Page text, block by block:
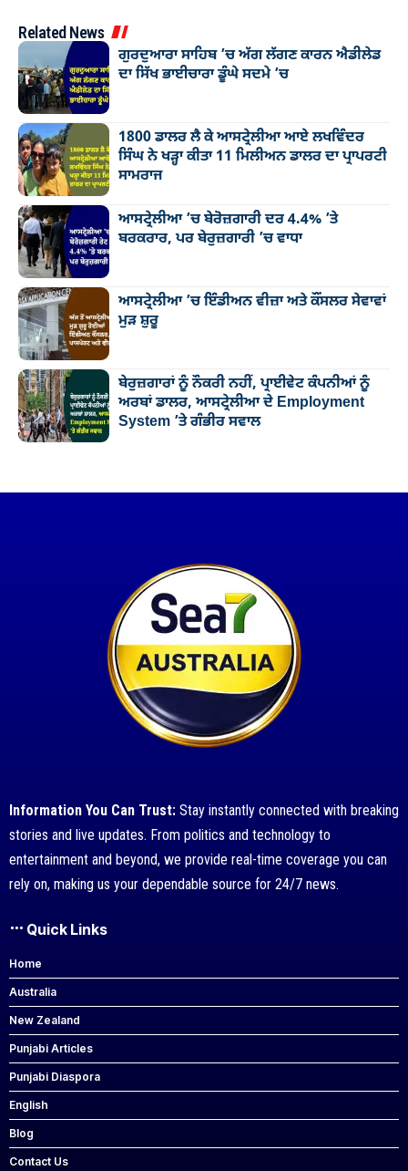
Related News
ਗੁਰਦੁਆਰਾ ਸਾਹਿਬ ’ਚ ਅੱਗ ਲੱਗਣ ਕਾਰਨ ਐਡੀਲੇਡ
ਦਾ ਸਿੱਖ ਭਾਈਚਾਰਾ ਡੂੰਘੇ ਸਦਮੇ ’ਚ
1800 ਡਾਲਰ ਲੈ ਕੇ ਆਸਟ੍ਰੇਲੀਆ ਆਏ ਲਖਵਿੰਦਰ
ਸਿੰਘ ਨੇ ਖੜ੍ਹਾ ਕੀਤਾ 11 ਮਿਲੀਅਨ ਡਾਲਰ ਦਾ ਪ੍ਰਾਪਰਟੀ
ਸਾਮਰਾਜ
ਆਸਟ੍ਰੇਲੀਆ ’ਚ ਬੇਰੋਜ਼ਗਾਰੀ ਦਰ 4.4% ’ਤੇ
ਬਰਕਰਾਰ, ਪਰ ਬੇਰੁਜ਼ਗਾਰੀ ’ਚ ਵਾਧਾ
ਆਸਟ੍ਰੇਲੀਆ ’ਚ ਇੰਡੀਅਨ ਵੀਜ਼ਾ ਅਤੇ ਕੌਂਸਲਰ ਸੇਵਾਵਾਂ
ਮੁੜ ਸ਼ੁਰੂ
ਬੇਰੁਜ਼ਗਾਰਾਂ ਨੂੰ ਨੌਕਰੀ ਨਹੀਂ, ਪ੍ਰਾਈਵੇਟ ਕੰਪਨੀਆਂ ਨੂੰ
ਅਰਬਾਂ ਡਾਲਰ, ਆਸਟ੍ਰੇਲੀਆ ਦੇ Employment
System ’ਤੇ ਗੰਭੀਰ ਸਵਾਲ
Information You Can Trust: Stay instantly connected with breaking
stories and live updates. From politics and technology to
entertainment and beyond, we provide real-time coverage you can
rely on, making us your dependable source for 24/7 news.
Quick Links
Home
Australia
New Zealand
Punjabi Articles
Punjabi Diaspora
English
Blog
Contact Us